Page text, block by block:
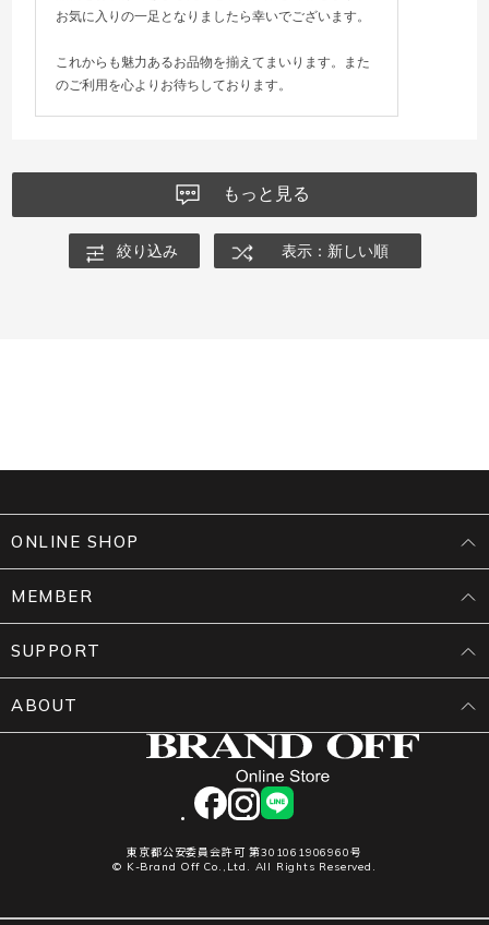
お気に入りの一足となりましたら幸いでございます。
これからも魅力あるお品物を揃えてまいります。また
のご利用を心よりお待ちしております。
もっと見る
絞り込み 表示：新しい順
facebookinstagram
LINE
東京都公安委員会許可 第301061906960号
© K-Brand Off Co.,Ltd. All Rights Reserved.
ONLINE SHOP
MEMBER
SUPPORT
ABOUT